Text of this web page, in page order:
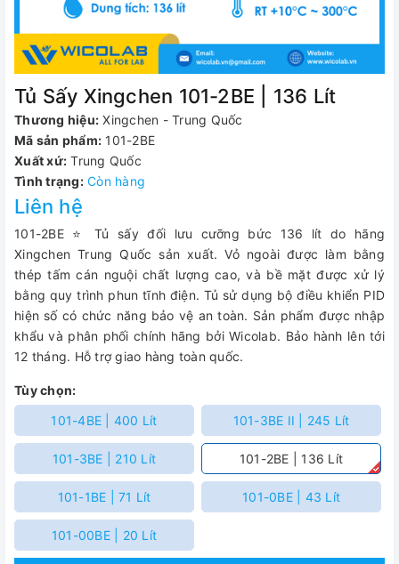
Tủ Sấy Xingchen 101-2BE | 136 Lít
Thương hiệu: Xingchen - Trung Quốc
Mã sản phẩm: 101-2BE
Xuất xứ: Trung Quốc
Tình trạng: Còn hàng
Liên hệ
101-2BE ⭐ Tủ sấy đối lưu cưỡng bức 136 lít do hãng
Xingchen Trung Quốc sản xuất. Vỏ ngoài được làm bằng
thép tấm cán nguội chất lượng cao, và bề mặt được xử lý
bằng quy trình phun tĩnh điện. Tủ sử dụng bộ điều khiển PID
hiện số có chức năng bảo vệ an toàn. Sản phẩm được nhập
khẩu và phân phối chính hãng bởi Wicolab. Bảo hành lên tới
12 tháng. Hỗ trợ giao hàng toàn quốc.
Tùy chọn:
101-4BE | 400 Lít
101-3BE II | 245 Lít
101-3BE | 210 Lít 101-2BE | 136 Lít
101-1BE | 71 Lít 101-0BE | 43 Lít
101-00BE | 20 Lít